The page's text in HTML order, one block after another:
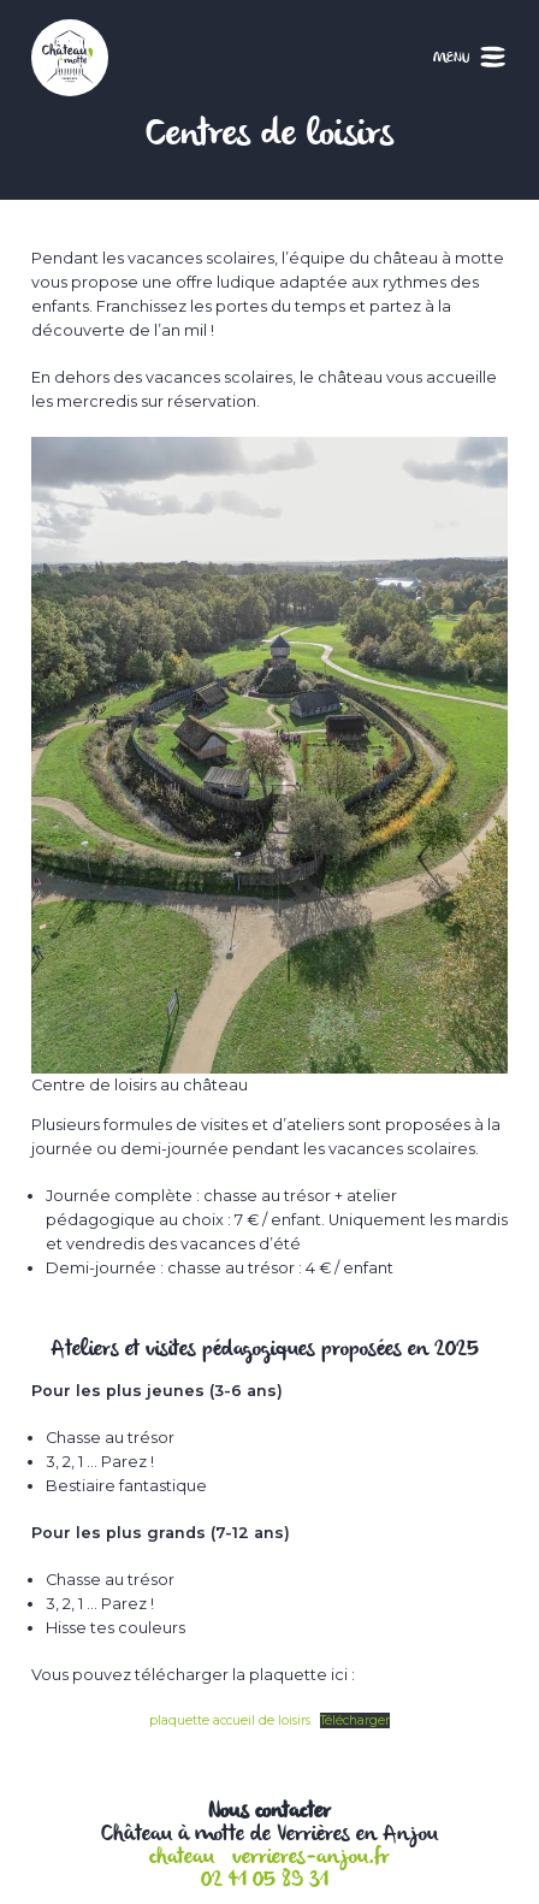
contenu
principal
MENU
Centres de loisirs
Pendant les vacances scolaires, l’équipe du château à motte
vous propose une offre ludique adaptée aux rythmes des
enfants. Franchissez les portes du temps et partez à la
découverte de l’an mil !
En dehors des vacances scolaires, le château vous accueille
les mercredis sur réservation.
Centre de loisirs au château
Plusieurs formules de visites et d’ateliers sont proposées à la
journée ou demi-journée pendant les vacances scolaires.
Journée complète : chasse au trésor + atelier
pédagogique au choix : 7 € / enfant. Uniquement les mardis
et vendredis des vacances d’été
Demi-journée : chasse au trésor : 4 € / enfant
Ateliers et visites pédagogiques proposées en 2025
Pour les plus jeunes (3-6 ans)
Chasse au trésor
3, 2, 1 … Parez !
Bestiaire fantastique
Pour les plus grands (7-12 ans)
Chasse au trésor
3, 2, 1 … Parez !
Hisse tes couleurs
Vous pouvez télécharger la plaquette ici :
plaquette accueil de loisirs Télécharger
Nous contacter
Château à motte de Verrières en Anjou
chateau@verrieres-anjou.fr
02 41 05 89 31